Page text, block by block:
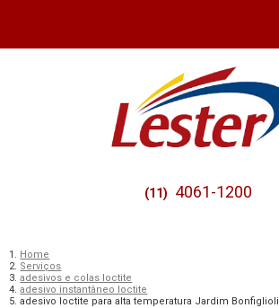
(11) 4061-1200
Home
Serviços
adesivos e colas loctite
adesivo instantâneo loctite
adesivo loctite para alta temperatura Jardim Bonfiglioli